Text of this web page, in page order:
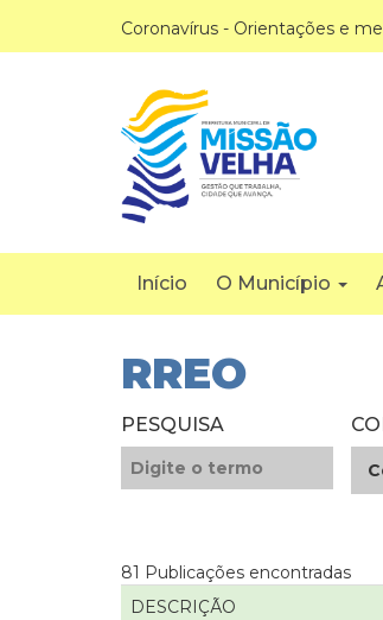
Coronavírus - Orientações e
Início O Município
RREO
PESQUISA
81 Publicações encontradas
DESCRIÇÃO